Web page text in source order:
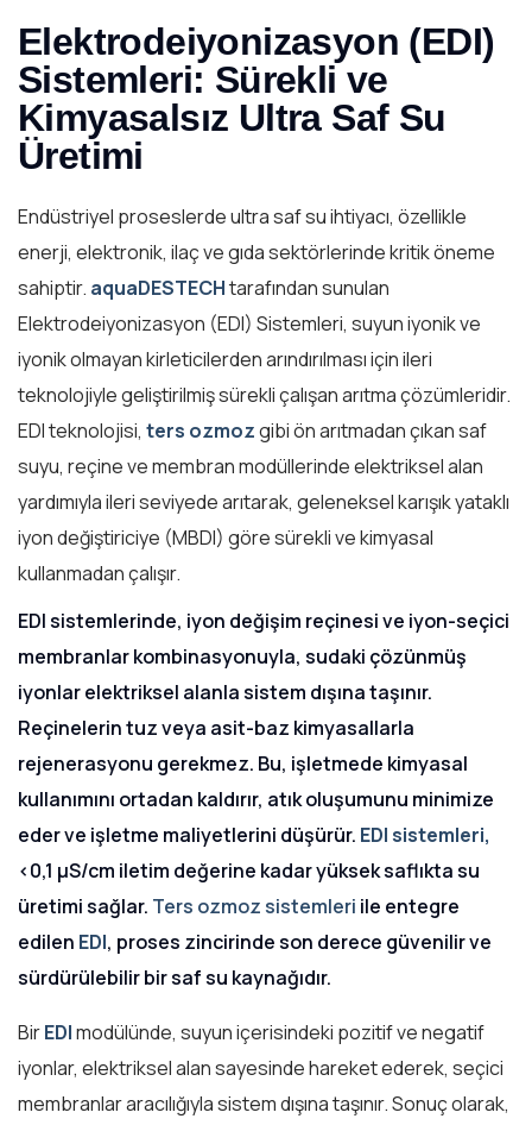
Elektrodeiyonizasyon (EDI)
Sistemleri: Sürekli ve
Kimyasalsız Ultra Saf Su
Üretimi
Endüstriyel proseslerde ultra saf su ihtiyacı, özellikle
enerji, elektronik, ilaç ve gıda sektörlerinde kritik öneme
sahiptir. aquaDESTECHtarafından sunulan
Elektrodeiyonizasyon (EDI) Sistemleri, suyun iyonik ve
iyonik olmayan kirleticilerden arındırılması için ileri
teknolojiyle geliştirilmiş sürekli çalışan arıtma çözümleridir.
EDI teknolojisi, ters ozmozgibi ön arıtmadan çıkan saf
suyu, reçine ve membran modüllerinde elektriksel alan
yardımıyla ileri seviyede arıtarak, geleneksel karışık yataklı
iyon değiştiriciye (MBDI) göre sürekli ve kimyasal
kullanmadan çalışır.
EDI sistemlerinde, iyon değişim reçinesi ve iyon-seçici
membranlar kombinasyonuyla, sudaki çözünmüş
iyonlar elektriksel alanla sistem dışına taşınır.
Reçinelerin tuz veya asit-baz kimyasallarla
rejenerasyonu gerekmez. Bu, işletmede kimyasal
kullanımını ortadan kaldırır, atık oluşumunu minimize
eder ve işletme maliyetlerini düşürür. EDI sistemleri,
<0,1 µS/cm iletim değerine kadar yüksek saflıkta su
üretimi sağlar. Ters ozmoz sistemleri ile entegre
edilen EDI, proses zincirinde son derece güvenilir ve
sürdürülebilir bir saf su kaynağıdır.
BirEDImodülünde, suyun içerisindeki pozitif ve negatif
iyonlar, elektriksel alan sayesinde hareket ederek, seçici
membranlar aracılığıyla sistem dışına taşınır. Sonuç olarak,